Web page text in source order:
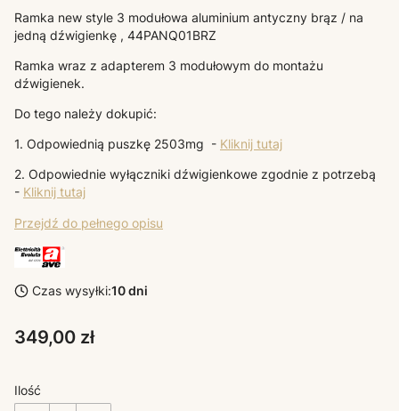
Ramka new style 3 modułowa aluminium antyczny brąz / na
jedną dźwigienkę , 44PANQ01BRZ
Ramka wraz z adapterem 3 modułowym do montażu
dźwigienek.
Do tego należy dokupić:
1. Odpowiednią puszkę 2503mg - Kliknij tutaj
2. Odpowiednie wyłączniki dźwigienkowe zgodnie z potrzebą
- Kliknij tutaj
Przejdź do pełnego opisu
Czas wysyłki:10 dni
Cena
349,00 zł
Ilość